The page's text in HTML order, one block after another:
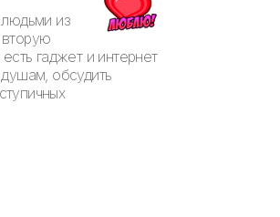
людьми из
гаджет и интернет
обсудить